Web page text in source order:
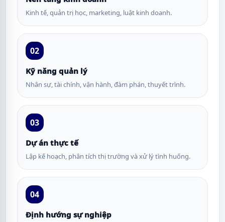
Kinh tế, quản trị học, marketing, luật kinh doanh.
02
Kỹ năng quản lý
Nhân sự, tài chính, vận hành, đàm phán, thuyết trình.
03
Dự án thực tế
Lập kế hoạch, phân tích thị trường và xử lý tình huống.
04
Định hướng sự nghiệp